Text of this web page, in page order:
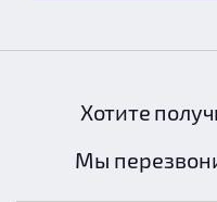
Хотите
Мы